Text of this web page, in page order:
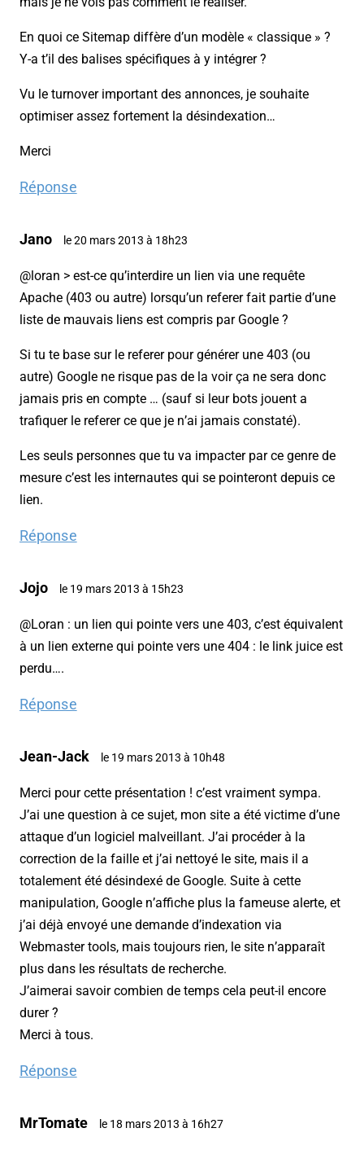
En quoi ce Sitemap diffère d’un modèle « classique » ?
Y-a t’il des balises spécifiques à y intégrer ?
Vu le turnover important des annonces, je souhaite
optimiser assez fortement la désindexation…
Merci
Réponse
Jano le 20 mars 2013 à 18h23
@loran > est-ce qu’interdire un lien via une requête
Apache (403 ou autre) lorsqu’un referer fait partie d’une
liste de mauvais liens est compris par Google ?
Si tu te base sur le referer pour générer une 403 (ou
autre) Google ne risque pas de la voir ça ne sera donc
jamais pris en compte … (sauf si leur bots jouent a
trafiquer le referer ce que je n’ai jamais constaté).
Les seuls personnes que tu va impacter par ce genre de
mesure c’est les internautes qui se pointeront depuis ce
lien.
Réponse
Jojo le 19 mars 2013 à 15h23
@Loran : un lien qui pointe vers une 403, c’est équivalent
à un lien externe qui pointe vers une 404 : le link juice est
perdu….
Réponse
Jean-Jack le 19 mars 2013 à 10h48
Merci pour cette présentation ! c’est vraiment sympa.
J’ai une question à ce sujet, mon site a été victime d’une
attaque d’un logiciel malveillant. J’ai procéder à la
correction de la faille et j’ai nettoyé le site, mais il a
totalement été désindexé de Google. Suite à cette
manipulation, Google n’affiche plus la fameuse alerte, et
j’ai déjà envoyé une demande d’indexation via
Webmaster tools, mais toujours rien, le site n’apparaît
plus dans les résultats de recherche.
J’aimerai savoir combien de temps cela peut-il encore
durer ?
Merci à tous.
Réponse
MrTomate le 18 mars 2013 à 16h27